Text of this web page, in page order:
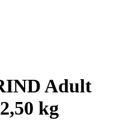
Adult
kg